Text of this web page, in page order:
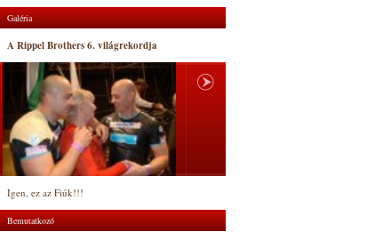
Galéria
A Rippel Brothers 6. világrekordja
Igen, ez az Fiúk!!!
Bemutatkozó